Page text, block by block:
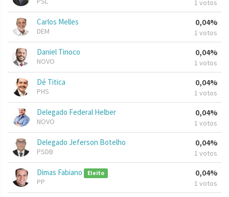
1 votos
Carlos Melles
DEM
0,04%
1 votos
Daniel Tinoco
NOVO
0,04%
1 votos
Dé Titica
PHS
0,04%
1 votos
Delegado Federal Helber
NOVO
0,04%
1 votos
Delegado Jeferson Botelho
PSDB
0,04%
1 votos
Dimas Fabiano Eleito
PP
0,04%
1 votos